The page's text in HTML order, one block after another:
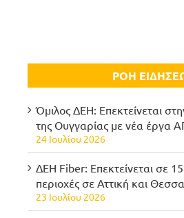
ΡΟΗ
Όμιλος ΔΕΗ: Επεκτείνεται
της Ουγγαρίας με νέα έργα
24 Ιουλίου 2026
ΔΕΗ Fiber: Επεκτείνεται σε
περιοχές σε Αττική και
23 Ιουλίου 2026